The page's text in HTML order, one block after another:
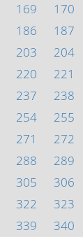
169 170
186 187
203 204
220 221
237 238
254 255
271 272
288 289
305 306
322 323
339 340